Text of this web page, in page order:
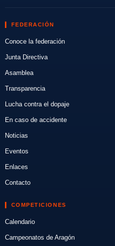
FEDERACIÓN
Conoce la federación
Junta Directiva
Asamblea
Transparencia
Lucha contra el dopaje
En caso de accidente
Noticias
Eventos
Enlaces
Contacto
COMPETICIONES
Calendario
Campeonatos de Aragón